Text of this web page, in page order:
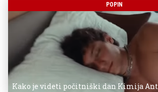
POPIN
Kako je videti počitniški dan Kimija